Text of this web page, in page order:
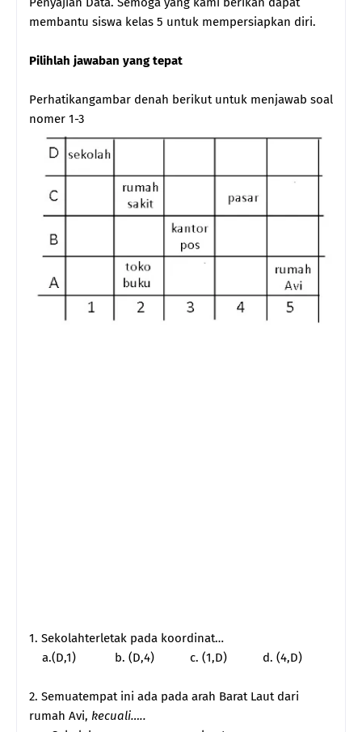
membantu siswa kelas 5 untuk mempersiapkan diri.
Pilihlah jawaban yang tepat
Perhatikangambar denah berikut untuk menjawab soal
nomer 1-3
1. Sekolahterletak pada koordinat…
a.(D,1)
b. (D,4) c. (1,D) d. (4,D)
2. Semuatempat ini ada pada arah Barat Laut dari
rumah Avi, kecuali…..